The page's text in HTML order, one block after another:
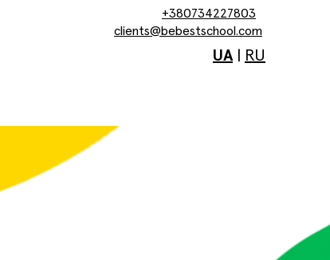
+380734227803
clients@bebestschool.com
UA| RU